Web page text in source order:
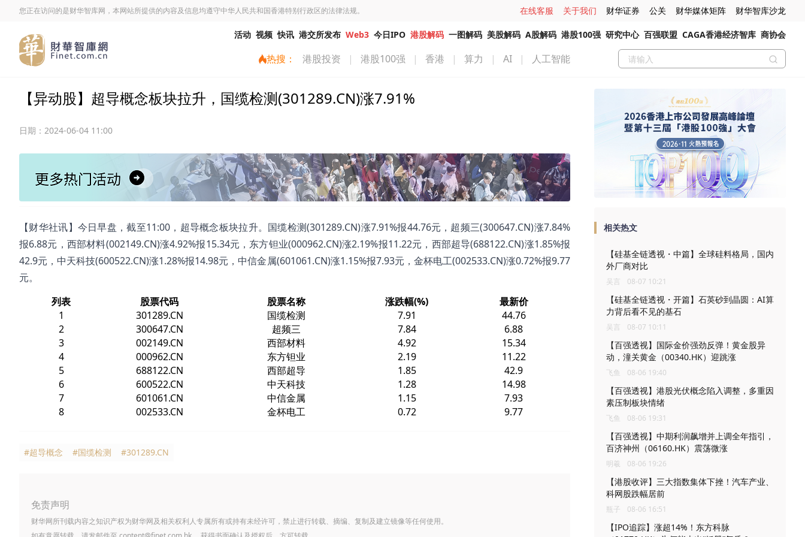
您正在访问的是财华智库网，本网站所提供的内容及信息均遵守中华人民共和国香港特别行政区的法律法规。 在线客服 关于我们 财华证券 公关 财华媒体矩阵 财华智库沙龙
活动 视频 快讯 港交所发布 Web3 今日IPO 港股解码 一图解码 美股解码 A股解码 港股100强 研究中心 百强联盟 CAGA香港经济智库 商协会
热搜： 港股投资 | 港股100强 | 香港 | 算力 | AI | 人工智能
【异动股】超导概念板块拉升，国缆检测(301289.CN)涨7.91%
日期： 2024-06-04 11:00
【财华社讯】今日早盘，截至11:00，超导概念板块拉升。国缆检测(301289.CN)涨7.91%报44.76元，超频三(300647.CN)涨7.84%
报6.88元，西部材料(002149.CN)涨4.92%报15.34元，东方钽业(000962.CN)涨2.19%报11.22元，西部超导(688122.CN)涨1.85%报
42.9元，中天科技(600522.CN)涨1.28%报14.98元，中信金属(601061.CN)涨1.15%报7.93元，金杯电工(002533.CN)涨0.72%报9.77
元。
列表
股票代码 股票名称 涨跌幅(%)
最新价
1
301289.CN 国缆检测 7.91
44.76
2
300647.CN 超频三 7.84
6.88
3
002149.CN 西部材料 4.92
15.34
4
000962.CN 东方钽业 2.19
11.22
5
688122.CN 西部超导 1.85
42.9
6
600522.CN 中天科技 1.28
14.98
7
601061.CN 中信金属 1.15
7.93
8
002533.CN 金杯电工 0.72 9.77
#超导概念 #国缆检测 #301289.CN
免责声明
财华网所刊载内容之知识产权为财华网及相关权利人专属所有或持有未经许可，禁止进行转载、摘编、复制及建立镜像等任何使用。
相关热文
【硅基全链透视・中篇】全球硅料格局，国内
外厂商对比
吴言 08-07 10:21
【硅基全链透视・开篇】石英砂到晶圆：AI算
力背后看不见的基石
吴言 08-07 10:11
【百强透视】国际金价强劲反弹！黄金股异
动，潼关黄金（00340.HK）迎跳涨
飞鱼 08-06 19:40
【百强透视】港股光伏概念陷入调整，多重因
素压制板块情绪
飞鱼 08-06 19:31
【百强透视】中期利润飙增并上调全年指引，
百济神州（06160.HK）震荡微涨
明羲 08-06 19:26
【港股收评】三大指数集体下挫！汽车产业、
科网股跌幅居前
瓶子 08-06 16:51
【IPO追踪】涨超14%！东方科脉